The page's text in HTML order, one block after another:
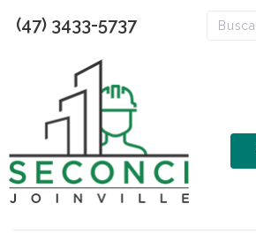
(47) 3433-5737